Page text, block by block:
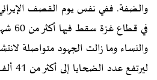
والضفة. ففي نفس يوم القصف
في
والنساء وما زالت الجهود متواصلة